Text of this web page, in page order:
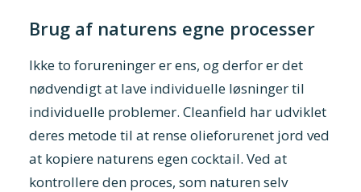
Brug af naturens egne processer
Ikke to forureninger er ens, og derfor er det
nødvendigt at lave individuelle løsninger til
individuelle problemer. Cleanfield har udviklet
deres metode til at rense olieforurenet jord ved
at kopiere naturens egen cocktail. Ved at
kontrollere den proces, som naturen selv